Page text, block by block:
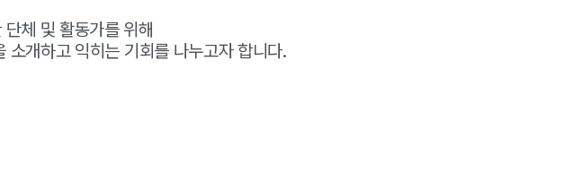
체 및 활동가를 위해
개하고 익히는 기회를 나누고자 합니다.